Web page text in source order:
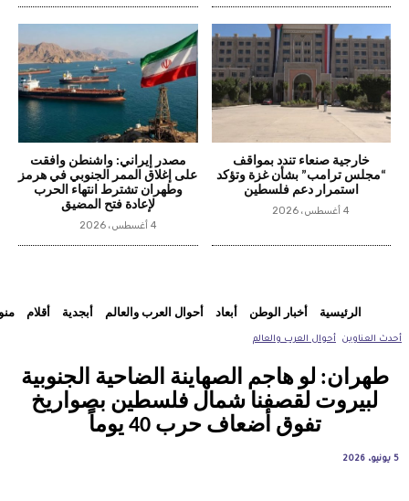
خارجية صنعاء تندد بمواقف
“مجلس ترامب” بشأن غزة وتؤكد
استمرار دعم فلسطين
4 أغسطس، 2026
مصدر إيراني: واشنطن وافقت
على إغلاق الممر الجنوبي في هرمز
وطهران تشترط انتهاء الحرب
لإعادة فتح المضيق
4 أغسطس، 2026